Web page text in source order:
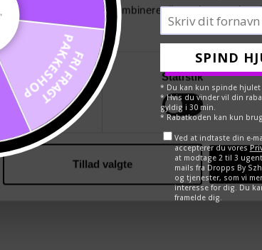
Vores partnere kan kombinere disse data med
af deres tjenester.
Statistik
Tillad valgte
FRI FRAGT
PAKKESHOP SPIND
* Du kan kun spinde hjulet
* Hvis du vinder vil din
gyldig i 30 min.
* Rabatkoden kan kun
Ved at indtaste din e-
accepterer du vores
at modtage 2 til 3
mails fra Dropps By
og tjenester, som vi
interesse for dig. Du
framelde dig.